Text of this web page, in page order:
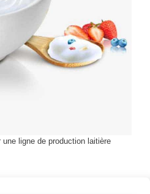
ligne de production laitière